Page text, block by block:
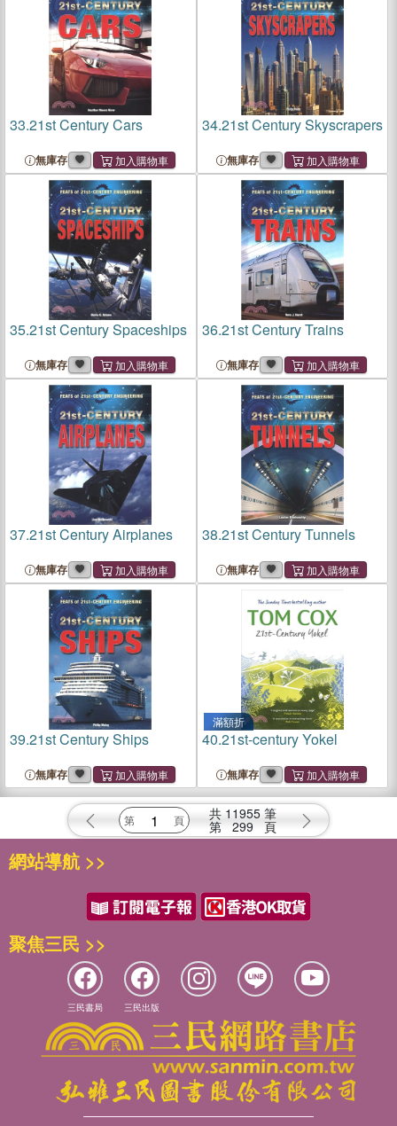
33.21st Century Cars
無庫存
34.21st Century Skyscrapers
無庫存
35.21st Century Spaceships
無庫存
36.21st Century Trains
無庫存
37.21st Century Airplanes
無庫存
38.21st Century Tunnels
無庫存
39.21st Century Ships
無庫存
滿額折
40.21st-century Yokel
無庫存
共 11955 筆
第 299 頁
網站導航 >>
聚焦三民 >>
三民書局 三民出版